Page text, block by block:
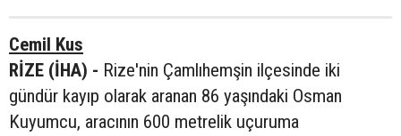
Cemil Kus
RİZE (İHA) - Rize'nin Çamlıhemşin ilçesinde iki
gündür kayıp olarak aranan 86 yaşındaki Osman
Kuyumcu, aracının 600 metrelik uçuruma